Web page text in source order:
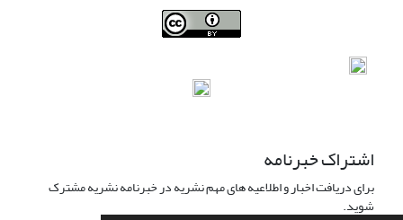
اشتراک خبرنامه
برای دریافت اخبار و اطلاعیه های مهم نشریه در خبرنامه نشریه مشترک
شوید.